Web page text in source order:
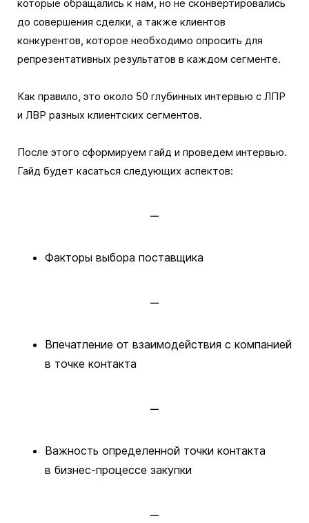
которые обращались к нам, но не сконвертировались
до совершения сделки, а также клиентов
конкурентов, которое необходимо опросить для
репрезентативных результатов в каждом сегменте.
Как правило, это около 50 глубинных интервью с ЛПР
и ЛВР разных клиентских сегментов.
После этого сформируем гайд и проведем интервью.
Гайд будет касаться следующих аспектов:
Факторы выбора поставщика
Впечатление от взаимодействия с компанией
в точке контакта
Важность определенной точки контакта
в бизнес-процессе закупки